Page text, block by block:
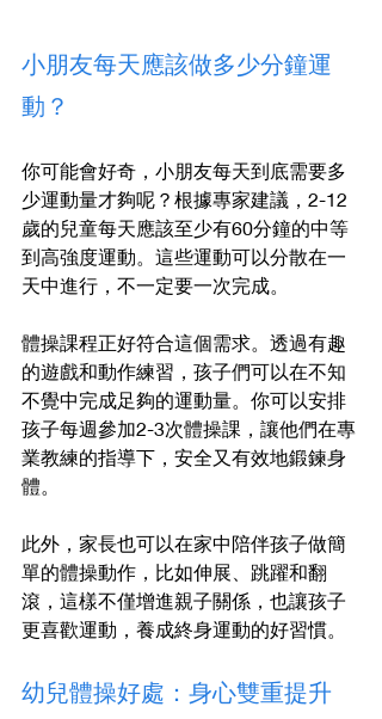
小朋友每天應該做多少分鐘運
動？
你可能會好奇，小朋友每天到底需要多
少運動量才夠呢？根據專家建議，2-12
歲的兒童每天應該至少有60分鐘的中等
到高強度運動。這些運動可以分散在一
天中進行，不一定要一次完成。
體操課程正好符合這個需求。透過有趣
的遊戲和動作練習，孩子們可以在不知
不覺中完成足夠的運動量。你可以安排
孩子每週參加2-3次體操課，讓他們在專
業教練的指導下，安全又有效地鍛鍊身
體。
此外，家長也可以在家中陪伴孩子做簡
單的體操動作，比如伸展、跳躍和翻
滾，這樣不僅增進親子關係，也讓孩子
更喜歡運動，養成終身運動的好習慣。
幼兒體操好處：身心雙重提升